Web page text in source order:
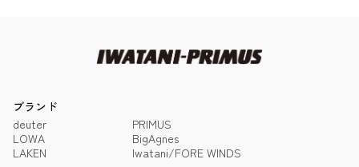
ブランド
deuter
LOWA
LAKEN
PRIMUS
BigAgnes
Iwatani/FORE WINDS